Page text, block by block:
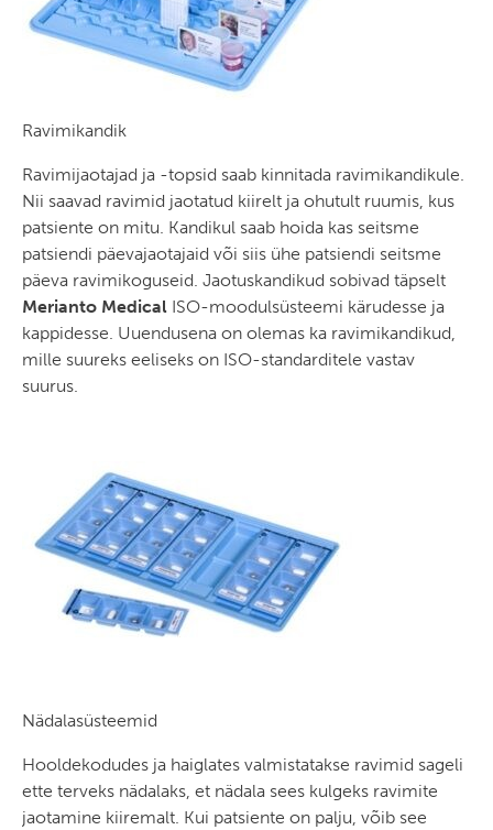
Ravimikandik
Ravimijaotajad ja -topsid saab kinnitada ravimikandikule.
Nii saavad ravimid jaotatud kiirelt ja ohutult ruumis, kus
patsiente on mitu. Kandikul saab hoida kas seitsme
patsiendi päevajaotajaid või siis ühe patsiendi seitsme
päeva ravimikoguseid. Jaotuskandikud sobivad täpselt
Merianto Medical ISO-moodulsüsteemi kärudesse ja
kappidesse. Uuendusena on olemas ka ravimikandikud,
mille suureks eeliseks on ISO-standarditele vastav
suurus.
Nädalasüsteemid
Hooldekodudes ja haiglates valmistatakse ravimid sageli
ette terveks nädalaks, et nädala sees kulgeks ravimite
jaotamine kiiremalt. Kui patsiente on palju, võib see